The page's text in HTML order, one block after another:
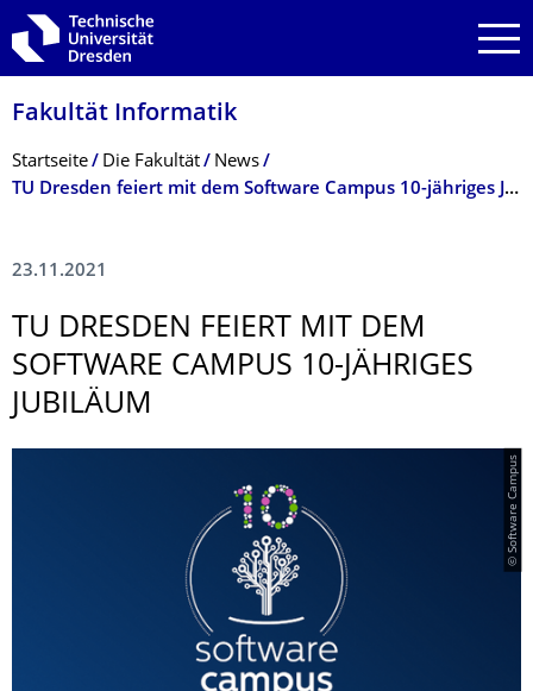
Zur Hauptnavigation springen
Zur Suche springen
Zum Inhalt springen
Fakultät Informatik
Breadcrumb-Menü
Startseite Die Fakultät
News
TU Dresden feiert mit dem Software Campus 10-jähriges Jubiläum
23.11.2021
TU DRESDEN FEIERT MIT DEM
SOFTWARE CAMPUS 10-JÄHRIGES
JUBILÄUM
© Software Campus